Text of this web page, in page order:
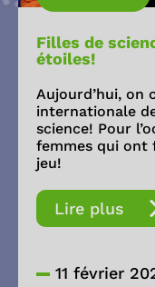
Filles de
étoiles!
Aujourd’hui, on
internationale
science! Pour
femmes qui ont
jeu!
Lire plus
11 février